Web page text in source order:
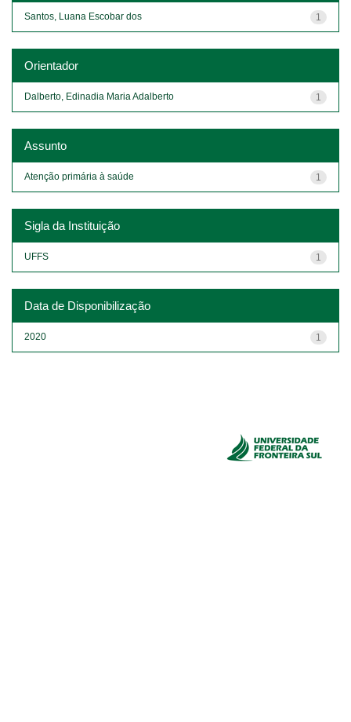
1
Santos, Luana Escobar dos
Orientador
1
Dalberto, Edinadia Maria Adalberto
Assunto
1
Atenção primária à saúde
Sigla da Instituição
1
UFFS
Data de Disponibilização
1
2020